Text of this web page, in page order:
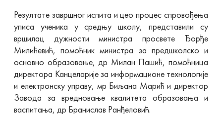
Резултате завршног испита и цео процес спровођења
уписа ученика у средњу школу, представили су
вршилац дужности министра просвете Ђорђе
Милићевић, помоћник министра за предшколско и
основно образовање, др Милан Пашић, помоћница
директора Канцеларије за информационе технологије
и електронску управу, мр Биљана Марић и директор
Завода за вредновање квалитета образовања и
васпитања, др Бранислав Ранђеловић.